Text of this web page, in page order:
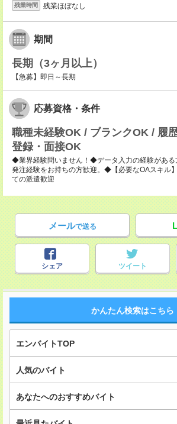
残業時間 残業ほぼなし
期間
長期（3ヶ月以上）
【急募】即日～長期
応募資格・条件
職種未経験OK / ブランクOK / 履
登録・面接OK
◆業界経験問いません！◆データ入力の経験があ
発注経験をお持ちの方歓迎。◆【必要なOAスキル
ての派遣歓迎
メールで送る
シェア ツイート
かんたん検索はこちら
エンバイトTOP
人気のバイト
あなたへのおすすめバイト